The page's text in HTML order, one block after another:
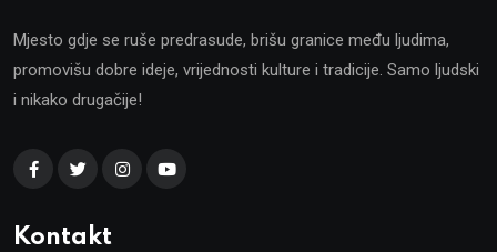
Mjesto gdje se ruše predrasude, brišu granice među ljudima,
promovišu dobre ideje, vrijednosti kulture i tradicije. Samo ljudski
i nikako drugačije!
Kontakt